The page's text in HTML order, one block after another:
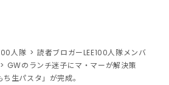
人隊
読者ブロガーLEE100人隊メンバ
GWのランチ迷子にマ・マーが解決策
生パスタ」が完成。